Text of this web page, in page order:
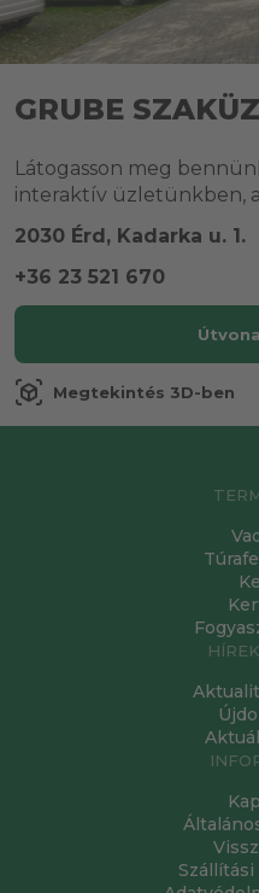
GRUBE
Látogasson meg
interaktív üzletünkben,
2030 Érd, Kadarka u. 1.
+36 23 521 670
view_in_ar Megtekintés 3D-ben